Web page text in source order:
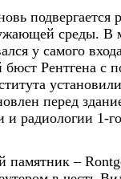
среды. В
у самого
Рентгена с
перед
и радиологии 1-
памятник –